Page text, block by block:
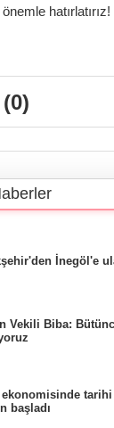
hatırlatırız!
0)
İnegöl'e
Vekili Biba:
ekonomisinde
başladı